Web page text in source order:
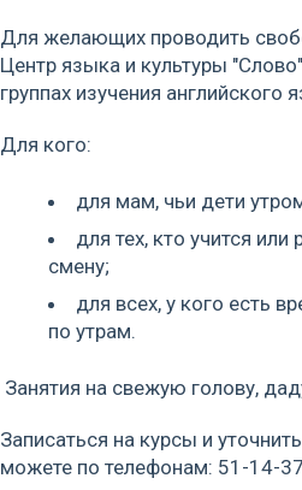
Для желающих проводить
Центр языка и культуры
группах изучения английского
Для кого:
для мам, чьи дети
для тех, кто учится
смену;
для всех, у кого есть
по утрам.
Занятия на свежую голову,
Записаться на курсы и
можете по телефонам: 51-14-